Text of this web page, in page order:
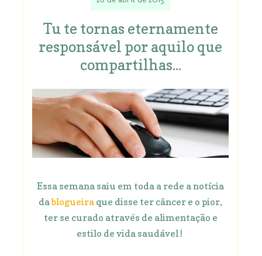
Tu te tornas eternamente
responsável por aquilo que
compartilhas...
Essa semana saiu em toda a rede a notícia
dablogueira que disse ter câncer e o pior,
ter se curado através de alimentação e
estilo de vida saudável !